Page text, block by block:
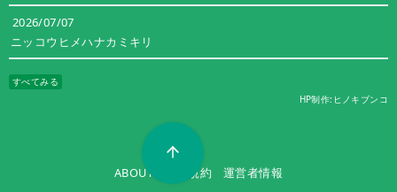
2026/07/07
ニッコウヒメハナカミキリ
すべてみる
HP制作:ヒノキブンコ
ABOUT 利用規約 運営者情報